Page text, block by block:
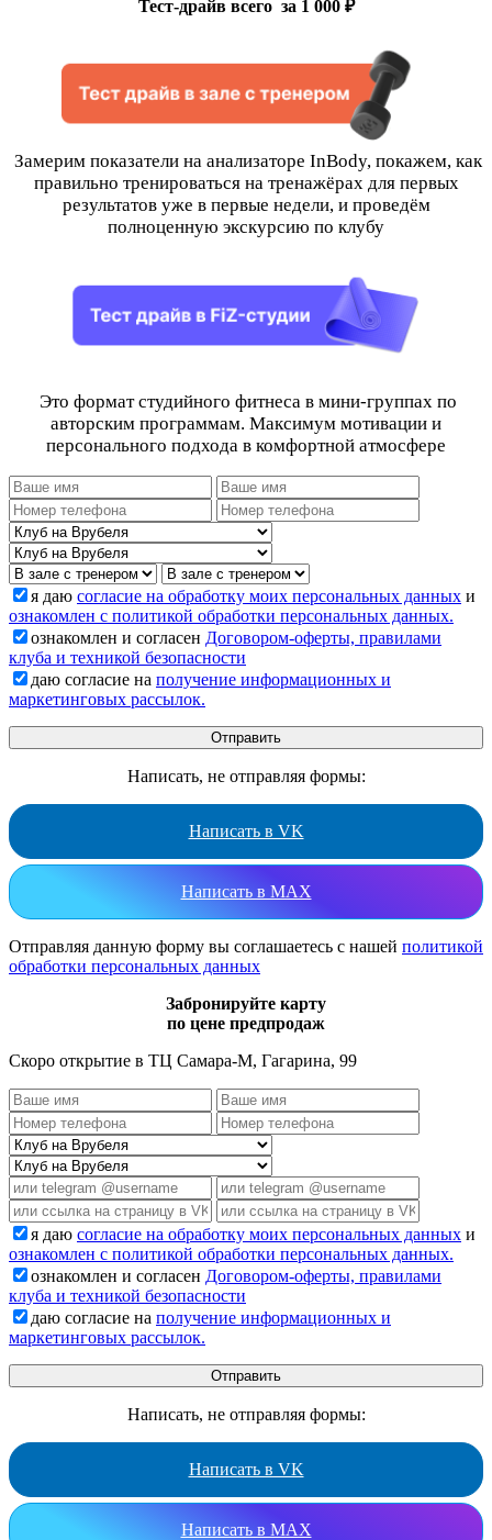
Тест-драйв всего за 1 000 ₽
Замерим показатели на анализаторе InBody, покажем, как
правильно тренироваться на тренажёрах для первых
результатов уже в первые недели, и проведём
полноценную экскурсию по клубу
Это формат студийного фитнеса в мини-группах по
авторским программам. Максимум мотивации и
персонального подхода в комфортной атмосфере
я даю согласие на обработку моих персональных данных и
ознакомлен с политикой обработки персональных данных.
ознакомлен и согласен Договором-оферты, правилами
клуба и техникой безопасности
даю согласие на получение информационных и
маркетинговых рассылок.
Написать, не отправляя формы:
Написать в VK
Написать в MAX
Отправляя данную форму вы соглашаетесь с нашей политикой
обработки персональных данных
Забронируйте карту
по цене предпродаж
Скоро открытие в ТЦ Самара-М, Гагарина, 99
я даю согласие на обработку моих персональных данных и
ознакомлен с политикой обработки персональных данных.
ознакомлен и согласен Договором-оферты, правилами
клуба и техникой безопасности
даю согласие на получение информационных и
маркетинговых рассылок.
Написать, не отправляя формы:
Написать в VK
Написать в MAX